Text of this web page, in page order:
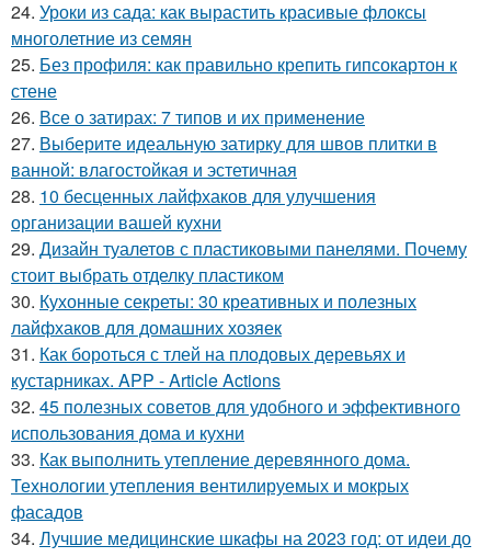
24. Уроки из сада: как вырастить красивые флоксы
многолетние из семян
25. Без профиля: как правильно крепить гипсокартон к
стене
26. Все о затирах: 7 типов и их применение
27. Выберите идеальную затирку для швов плитки в
ванной: влагостойкая и эстетичная
28. 10 бесценных лайфхаков для улучшения
организации вашей кухни
29. Дизайн туалетов с пластиковыми панелями. Почему
стоит выбрать отделку пластиком
30. Кухонные секреты: 30 креативных и полезных
лайфхаков для домашних хозяек
31. Как бороться с тлей на плодовых деревьях и
кустарниках. APP - Article Actions
32. 45 полезных советов для удобного и эффективного
использования дома и кухни
33. Как выполнить утепление деревянного дома.
Технологии утепления вентилируемых и мокрых
фасадов
34. Лучшие медицинские шкафы на 2023 год: от идеи до